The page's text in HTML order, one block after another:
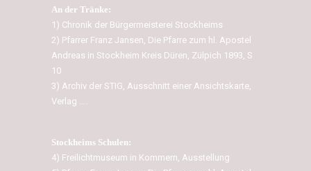
An der Tränke:
1) Chronik der Bürgermeisterei Stockheims
2) Pfarrer Franz Jansen, Die Pfarre zum hl. Apostel
Andreas in Stockheim Kreis Düren, Zülpich 1893, S
10
3) Archiv der STIG, Ausschnitt einer Ansichtskarte,
Verlag ….
Stockheims Schulen:
4) Freilichtmuseum in Kommern, Ausstellung